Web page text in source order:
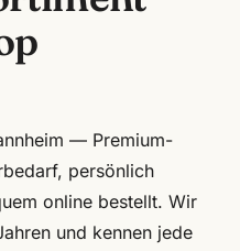
— Premium-
persönlich
online bestellt. Wir
und kennen jede